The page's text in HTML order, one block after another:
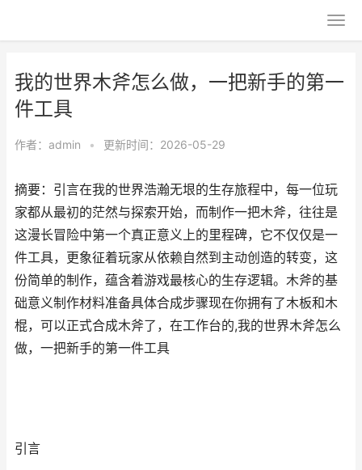
我的世界木斧怎么做，一把新手的第一
件工具
作者： admin • 更新时间：2026-05-29
摘要：引言在我的世界浩瀚无垠的生存旅程中，每一位玩
家都从最初的茫然与探索开始，而制作一把木斧，往往是
这漫长冒险中第一个真正意义上的里程碑，它不仅仅是一
件工具，更象征着玩家从依赖自然到主动创造的转变，这
份简单的制作，蕴含着游戏最核心的生存逻辑。木斧的基
础意义制作材料准备具体合成步骤现在你拥有了木板和木
棍，可以正式合成木斧了，在工作台的,我的世界木斧怎么
做，一把新手的第一件工具
引言